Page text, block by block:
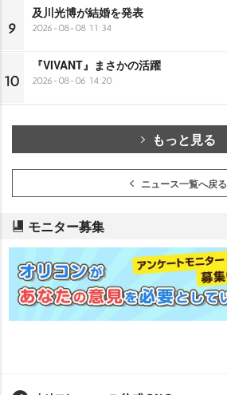
9
及川光博が結婚を発表
2026-08-08 11:34
10
『VIVANT』まさかの活躍
2026-08-06 14:20
もっと見る
ニュース一覧へ戻る
モニター募集